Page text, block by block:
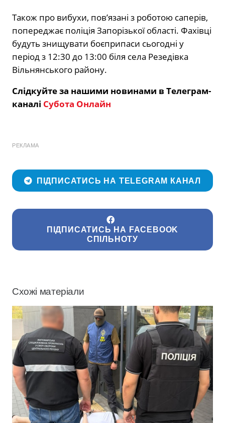
Також про вибухи, пов’язані з роботою саперів,
попереджає поліція Запорізької області. Фахівці
будуть знищувати боєприпаси сьогодні у
період з 12:30 до 13:00 біля села Резедівка
Вільнянського району.
Слідкуйте за нашими новинами в Телеграм-
каналі Субота Онлайн
РЕКЛАМА
ПІДПИСАТИСЬ НА TELEGRAM КАНАЛ
ПІДПИСАТИСЬ НА FACEBOOK
СПІЛЬНОТУ
Схожі матеріали